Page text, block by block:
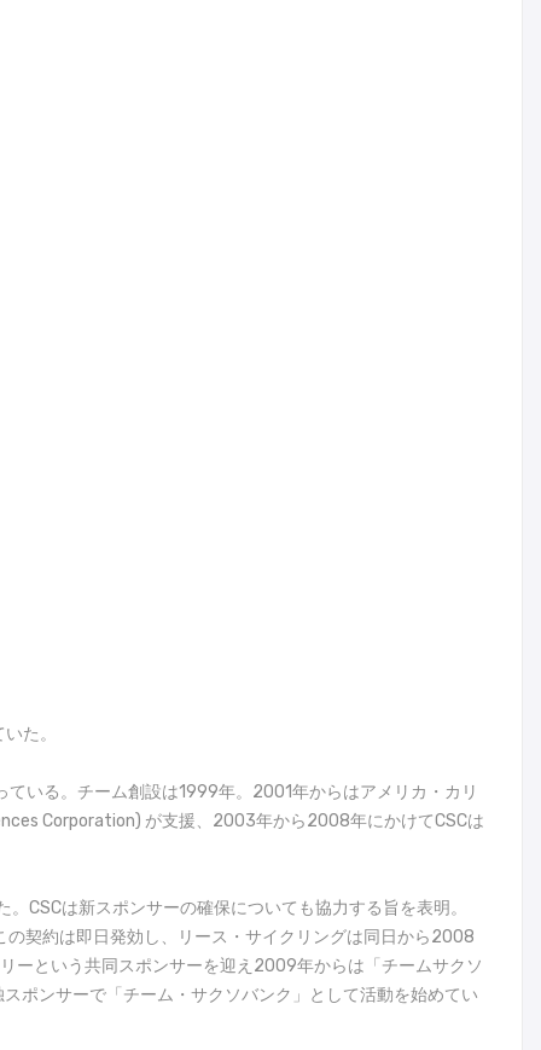
た。
いる。チーム創設は1999年。2001年からはアメリカ・カリ
Corporation) が支援、2003年から2008年にかけてCSCは
CSCは新スポンサーの確保についても協力する旨を表明。
契約は即日発効し、リース・サイクリングは同日から2008
ーという共同スポンサーを迎え2009年からは「チームサクソ
ポンサーで「チーム・サクソバンク」として活動を始めてい